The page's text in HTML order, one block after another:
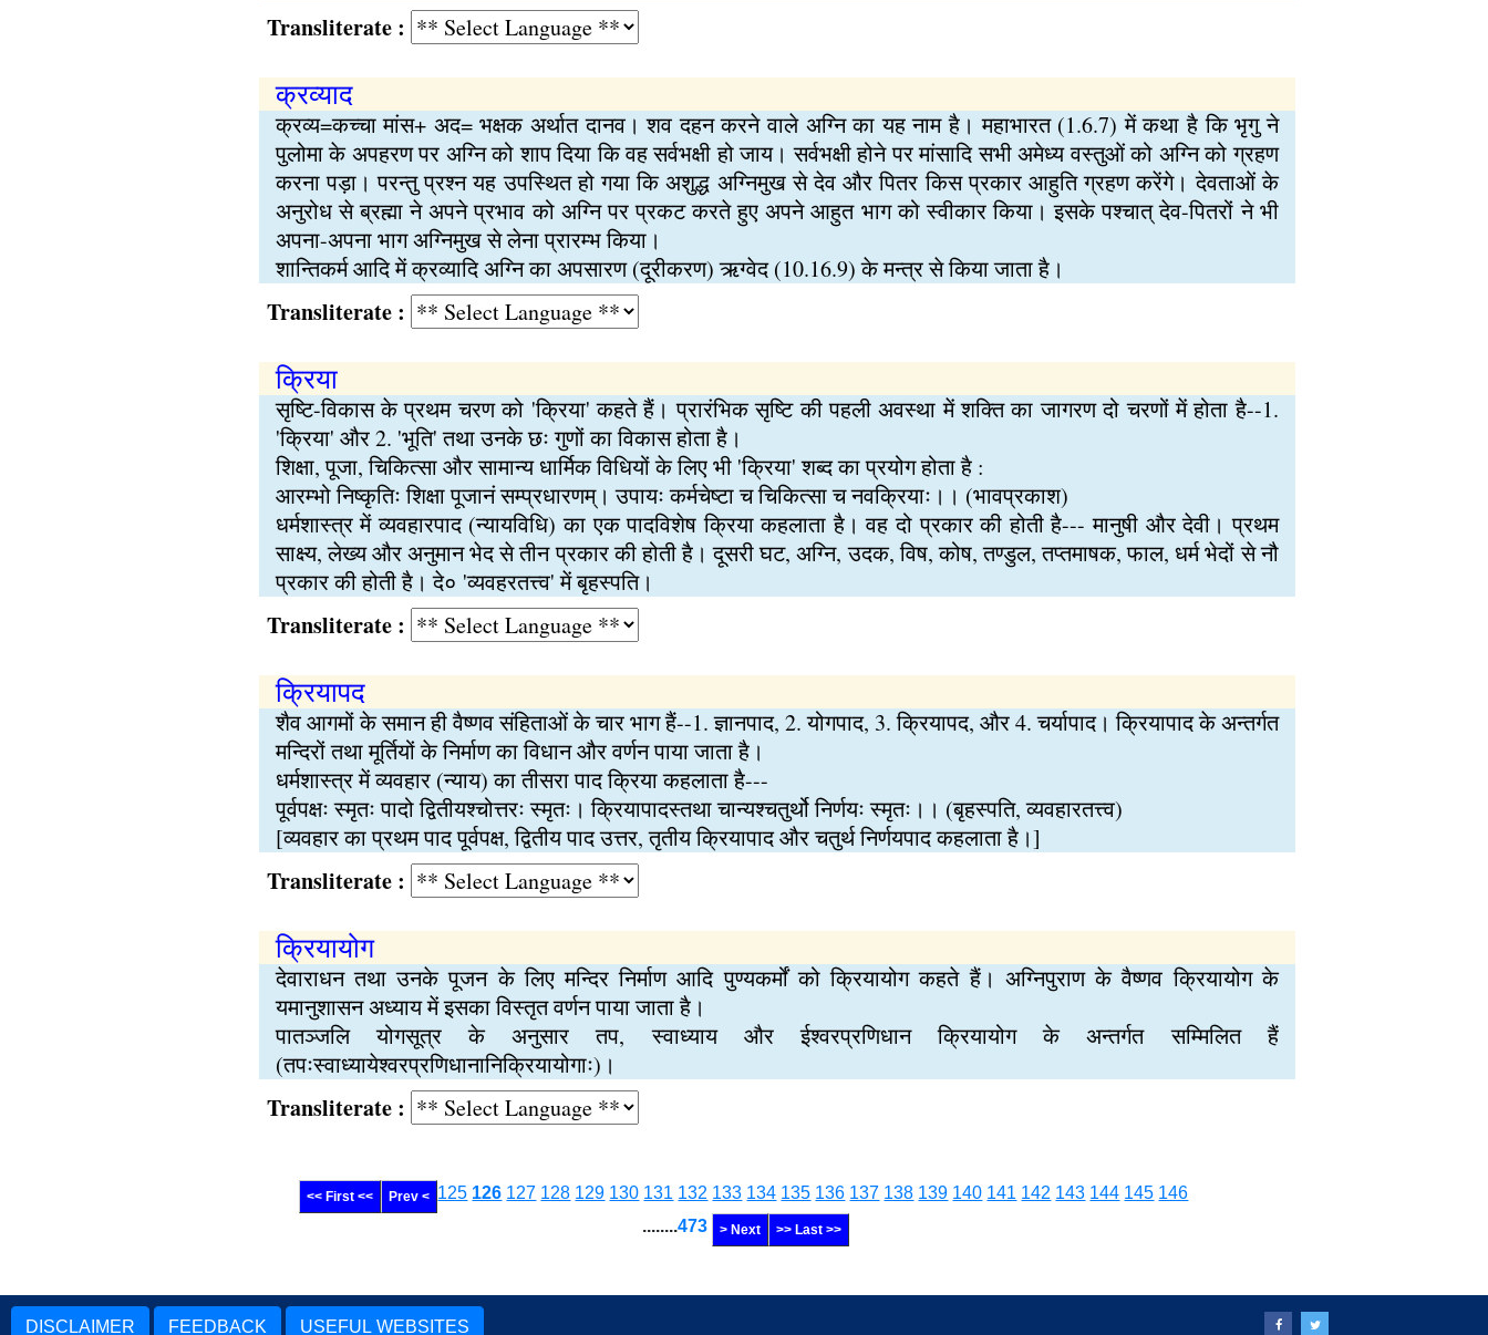
Transliterate :
क्रव्याद
क्रव्य=कच्चा मांस+ अद= भक्षक अर्थात दानव। शव दहन करने वाले अग्नि का यह नाम है। महाभारत (1.6.7) में कथा है कि भृगु ने
पुलोमा के अपहरण पर अग्नि को शाप दिया कि वह सर्वभक्षी हो जाय। सर्वभक्षी होने पर मांसादि सभी अमेध्य वस्तुओं को अग्नि को ग्रहण
करना पड़ा। परन्तु प्रश्न यह उपस्थित हो गया कि अशुद्ध अग्निमुख से देव और पितर किस प्रकार आहुति ग्रहण करेंगे। देवताओं के
अनुरोध से ब्रह्मा ने अपने प्रभाव को अग्नि पर प्रकट करते हुए अपने आहुत भाग को स्वीकार किया। इसके पश्चात् देव-पितरों ने भी
अपना-अपना भाग अग्निमुख से लेना प्रारम्भ किया।
शान्तिकर्म आदि में क्रव्यादि अग्नि का अपसारण (दूरीकरण) ऋग्वेद (10.16.9) के मन्त्र से किया जाता है।
Transliterate :
क्रिया
सृष्टि-विकास के प्रथम चरण को 'क्रिया' कहते हैं। प्रारंभिक सृष्टि की पहली अवस्था में शक्ति का जागरण दो चरणों में होता है--1.
'क्रिया' और 2. 'भूति' तथा उनके छः गुणों का विकास होता है।
शिक्षा, पूजा, चिकित्सा और सामान्य धार्मिक विधियों के लिए भी 'क्रिया' शब्द का प्रयोग होता है :
आरम्भो निष्कृतिः शिक्षा पूजानं सम्प्रधारणम्। उपायः कर्मचेष्टा च चिकित्सा च नवक्रियाः।। (भावप्रकाश)
धर्मशास्त्र में व्यवहारपाद (न्यायविधि) का एक पादविशेष क्रिया कहलाता है। वह दो प्रकार की होती है--- मानुषी और देवी। प्रथम
साक्ष्य, लेख्य और अनुमान भेद से तीन प्रकार की होती है। दूसरी घट, अग्नि, उदक, विष, कोष, तण्डुल, तप्तमाषक, फाल, धर्म भेदों से नौ
प्रकार की होती है। दे० 'व्यवहरतत्त्व' में बृहस्पति।
Transliterate :
क्रियापद
शैव आगमों के समान ही वैष्णव संहिताओं के चार भाग हैं--1. ज्ञानपाद, 2. योगपाद, 3. क्रियापद, और 4. चर्यापाद। क्रियापाद के अन्तर्गत
मन्दिरों तथा मूर्तियों के निर्माण का विधान और वर्णन पाया जाता है।
धर्मशास्त्र में व्यवहार (न्याय) का तीसरा पाद क्रिया कहलाता है---
पूर्वपक्षः स्मृतः पादो द्वितीयश्चोत्तरः स्मृतः। क्रियापादस्तथा चान्यश्चतुर्थो निर्णयः स्मृतः।। (बृहस्पति, व्यवहारतत्त्व)
[व्यवहार का प्रथम पाद पूर्वपक्ष, द्वितीय पाद उत्तर, तृतीय क्रियापाद और चतुर्थ निर्णयपाद कहलाता है।]
Transliterate :
क्रियायोग
देवाराधन तथा उनके पूजन के लिए मन्दिर निर्माण आदि पुण्यकर्मों को क्रियायोग कहते हैं। अग्निपुराण के वैष्णव क्रियायोग के
यमानुशासन अध्याय में इसका विस्तृत वर्णन पाया जाता है।
पातञ्जलि योगसूत्र के अनुसार तप, स्वाध्याय और ईश्वरप्रणिधान क्रियायोग के अन्तर्गत सम्मिलित हैं
(तपःस्वाध्यायेश्वरप्रणिधानानिक्रियायोगाः)।
Transliterate :
<< First << Prev < 125 126 127 128 129 130 131 132 133 134 135 136 137 138 139 140 141 142 143 144 145 146
........473 > Next >> Last >>
DISCLAIMER FEEDBACK USEFUL WEBSITES